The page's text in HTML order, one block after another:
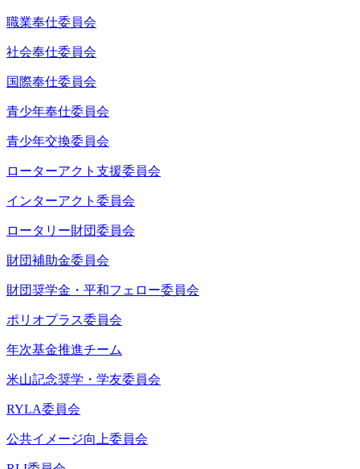
職業奉仕委員会
社会奉仕委員会
国際奉仕委員会
青少年奉仕委員会
青少年交換委員会
ローターアクト支援委員会
インターアクト委員会
ロータリー財団委員会
財団補助金委員会
財団奨学金・平和フェロー委員会
ポリオプラス委員会
年次基金推進チーム
米山記念奨学・学友委員会
RYLA委員会
公共イメージ向上委員会